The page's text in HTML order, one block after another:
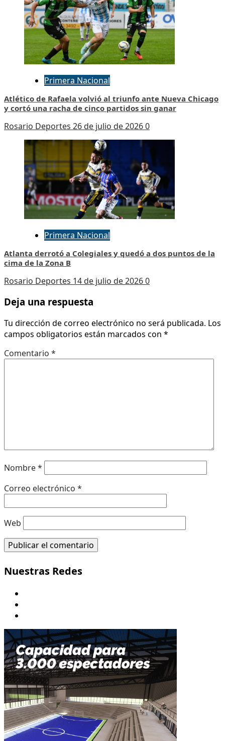
Primera Nacional
Atlético de Rafaela volvió al triunfo ante Nueva Chicago
y cortó una racha de cinco partidos sin ganar
Rosario Deportes 26 de julio de 20260
Primera Nacional
Atlanta derrotó a Colegiales y quedó a dos puntos de la
cima de la Zona B
Rosario Deportes 14 de julio de 20260
Deja una respuesta
Tu dirección de correo electrónico no será publicada. Los
campos obligatorios están marcados con *
Comentario *
Nombre*
Correo electrónico *
Web
Nuestras Redes